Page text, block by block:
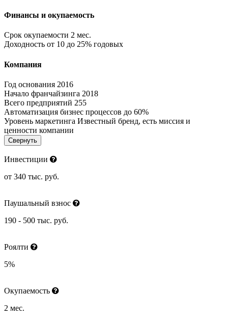
Финансы и окупаемость
Срок окупаемости 2 мес.
Доходность от 10 до 25% годовых
Компания
Год основания 2016
Начало франчайзинга 2018
Всего предприятий 255
Автоматизация бизнес процессов до 60%
Уровень маркетинга Известный бренд, есть миссия и
ценности компании
Свернуть
Инвестиции
от 340 тыс. руб.
Паушальный взнос
190 - 500 тыс. руб.
Роялти
5%
Окупаемость
2 мес.